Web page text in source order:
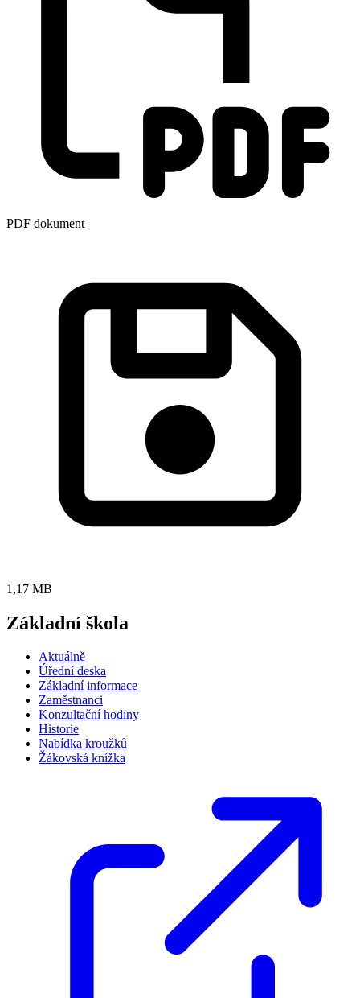
PDF dokument
1,17 MB
Základní škola
Aktuálně
Úřední deska
Základní informace
Zaměstnanci
Konzultační hodiny
Historie
Nabídka kroužků
Žákovská knížka